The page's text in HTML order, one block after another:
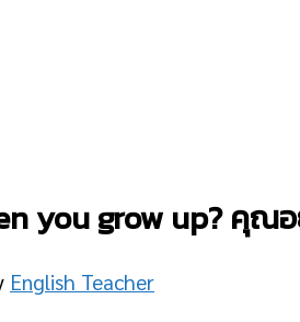
you grow up? คุณอ
English Teacher